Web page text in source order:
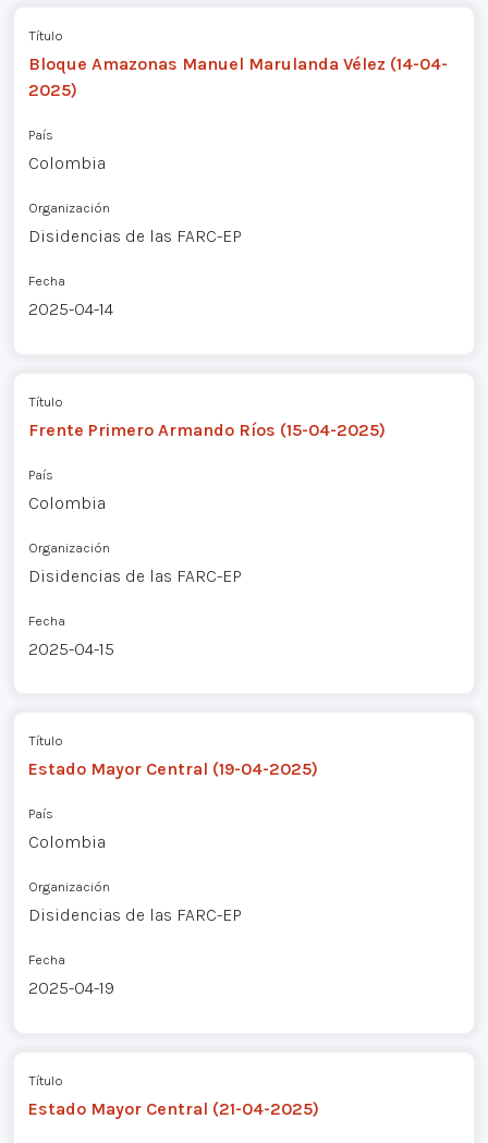
Título
Bloque Amazonas Manuel Marulanda Vélez (14-04-
2025)
País
Colombia
Organización
Disidencias de las FARC-EP
Fecha
2025-04-14
Título
Frente Primero Armando Ríos (15-04-2025)
País
Colombia
Organización
Disidencias de las FARC-EP
Fecha
2025-04-15
Título
Estado Mayor Central (19-04-2025)
País
Colombia
Organización
Disidencias de las FARC-EP
Fecha
2025-04-19
Título
Estado Mayor Central (21-04-2025)